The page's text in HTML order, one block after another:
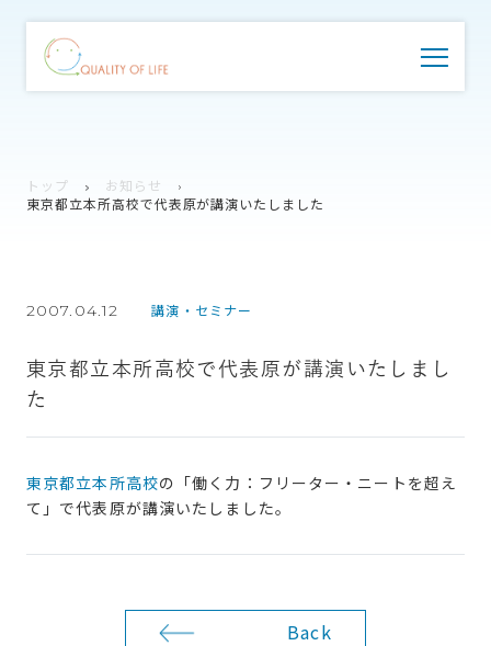
トップ
お知らせ
東京都立本所高校で代表原が講演いたしました
2007.04.12 講演・セミナー
東京都立本所高校で代表原が講演いたしまし
た
東京都立本所高校の「働く力：フリーター・ニートを超え
て」で代表原が講演いたしました。
Back